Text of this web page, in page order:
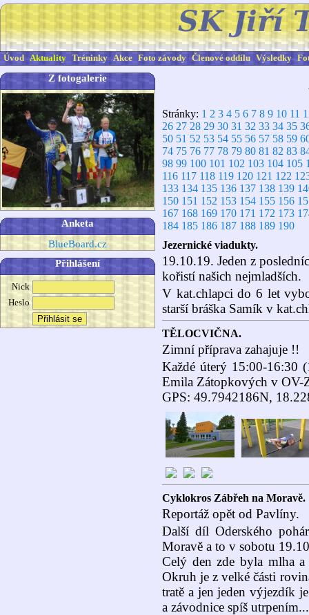
Úvod Aktuality Tréninky Akce Foto závody Členové oddílu Výsledky
Z fotogalerie
Anketa
BlueBoard.cz
Přihlášení
Nick
Heslo
Stránky: 1 2 3 4 5 6 7 8 9 10 11
26 27 28 29 30 31 32 33 34 35
50 51 52 53 54 55 56 57 58 59
74 75 76 77 78 79 80 81 82 83
98 99 100 101 102 103 104 105
116 117 118 119 120 121 122
133 134 135 136 137 138 139
150 151 152 153 154 155 156
167 168 169 170 171 172 173
184 185 186 187 188 189 190
Jezernické viadukty.
19.10.19. Jeden z
kořistí našich nejmladších.
V kat.chlapci do 6 let
starší bráška Samík v
TĚLOCVIČNA.
Zimní příprava zahajuje !!
Každé úterý 15:00-16:30
Emila Zátopkových v OV-
GPS: 49.7942186N,
Cyklokros Zábřeh na Moravě.
Reportáž opět od Pavlíny.
Další díl Oderského
Moravě a to v sobotu
Celý den zde byla mlha a
Okruh je z velké části
tratě a jen jeden výjezdík
a závodnice spíš utrpením...